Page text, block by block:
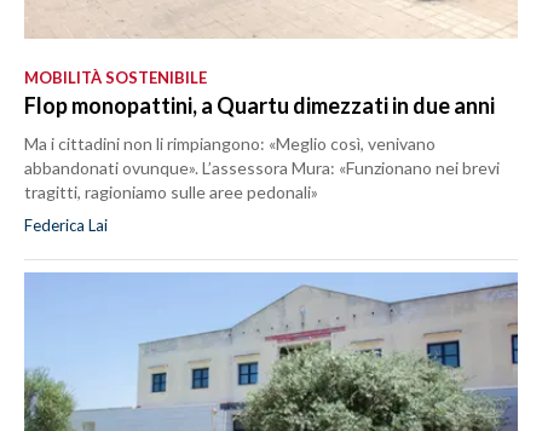
MOBILITÀ SOSTENIBILE
Flop monopattini, a Quartu dimezzati in due anni
Ma i cittadini non li rimpiangono: «Meglio così, venivano
abbandonati ovunque». L’assessora Mura: «Funzionano nei brevi
tragitti, ragioniamo sulle aree pedonali»
Federica Lai